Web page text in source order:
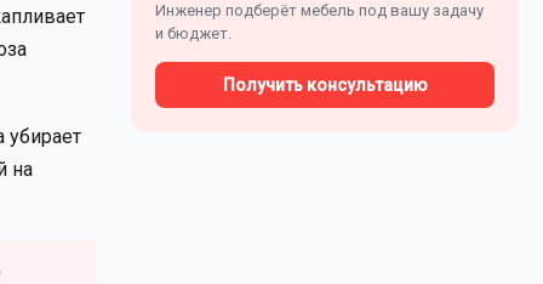
убирает
на
Инженер подберёт мебель под вашу задачу
и бюджет.
Получить консультацию